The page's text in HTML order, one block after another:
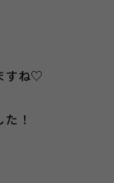
すね♡
！